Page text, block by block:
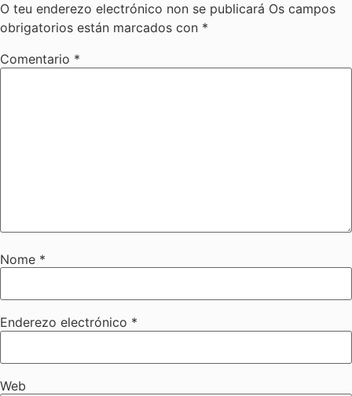
O teu enderezo electrónico non se publicará Os campos
obrigatorios están marcados con *
Comentario *
Nome *
Enderezo electrónico *
Web